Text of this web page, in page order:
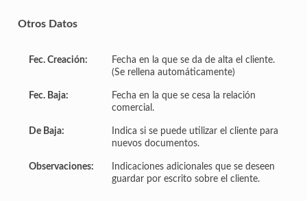
Otros Datos
Fec. Creación:
Fecha en la que se da de alta el cliente.
(Se rellena automáticamente)
Fec. Baja:
Fecha en la que se cesa la relación
comercial.
De Baja:
Indica si se puede utilizar el cliente para
nuevos documentos.
Observaciones:
Indicaciones adicionales que se deseen
guardar por escrito sobre el cliente.